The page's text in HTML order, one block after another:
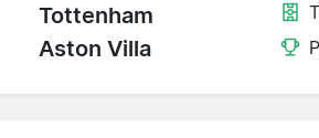
Tottenham
Aston Villa